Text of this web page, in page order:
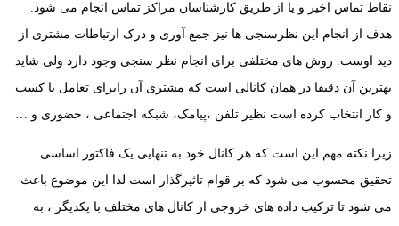
نقاط تماس اخیر و یا از طریق کارشناسان مراکز تماس انجام می شود.
هدف از انجام این نظرسنجی ها نیز جمع آوری و درک ارتباطات مشتری از
دید اوست. روش های مختلفی برای انجام نظر سنجی وجود دارد ولی شاید
بهترین آن دقیقا در همان کانالی است که مشتری آن رابرای تعامل با کسب
و کار انتخاب کرده است نظیر تلفن ،پیامک، شبکه اجتماعی ، حضوری و …
زیرا نکته مهم این است که هر کانال خود به تنهایی یک فاکتور اساسی
تحقیق محسوب می شود که بر قوام تاثیرگذار است لذا این موضوع باعث
می شود تا ترکیب داده های خروجی از کانال های مختلف با یکدیگر ، به